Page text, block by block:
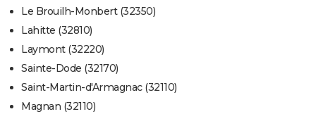
Le Brouilh-Monbert (32350)
Lahitte (32810)
Laymont (32220)
Sainte-Dode (32170)
Saint-Martin-d'Armagnac (32110)
Magnan (32110)